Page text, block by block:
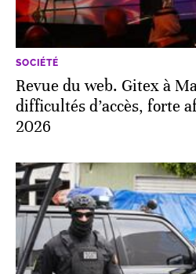
SOCIÉTÉ
Revue du web. Gitex à
difficultés d’accès, forte
2026